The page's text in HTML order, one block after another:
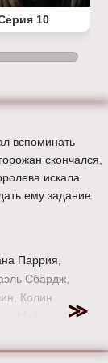
10
вспоминать
скончался,
искала
ему задание
Паррия,
Сбардж,
Колин
Мэйдер, Шон